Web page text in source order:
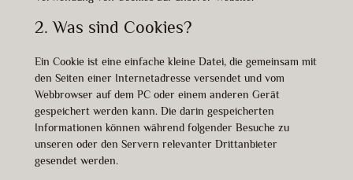
2. Was sind Cookies?
Ein Cookie ist eine einfache kleine Datei, die gemeinsam mit
den Seiten einer Internetadresse versendet und vom
Webbrowser auf dem PC oder einem anderen Gerät
gespeichert werden kann. Die darin gespeicherten
Informationen können während folgender Besuche zu
unseren oder den Servern relevanter Drittanbieter
gesendet werden.